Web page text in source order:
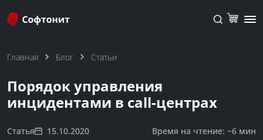
Главная Блог Статьи
Порядок управления
инцидентами в call-центрах
Статья 15.10.2020 Время на чтение: ~6 мин